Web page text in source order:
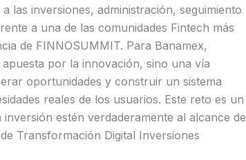
las inversiones, administración, seguimiento
a una de las comunidades Fintech más
de FINNOSUMMIT. Para Banamex,
por la innovación, sino una vía
oportunidades y construir un sistema
reales de los usuarios. Este reto es un
estén verdaderamente al alcance de
Transformación Digital Inversiones